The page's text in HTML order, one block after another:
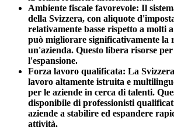
Ambiente fiscale favorevole: Il
della Svizzera, con aliquote
relativamente basse rispetto a molti
può migliorare significativamente la
un'azienda. Questo libera risorse
l'espansione.
Forza lavoro qualificata: La
lavoro altamente istruita e
per le aziende in cerca di talenti.
disponibile di professionisti
aziende a stabilire ed espandere
attività.